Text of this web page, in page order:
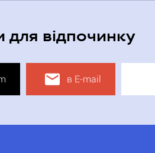
для відпочинку
в E-mail